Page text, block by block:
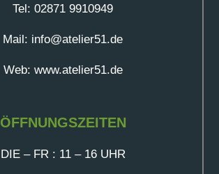
Tel: 02871 9910949
Mail: info@atelier51.de
Web: www.atelier51.de
ÖFFNUNGSZEITEN
DIE – FR : 11 – 16 UHR